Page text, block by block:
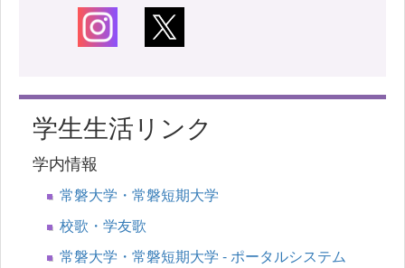
学生生活リンク
学内情報
常磐大学・常磐短期大学
校歌・学友歌
常磐大学・常磐短期大学 - ポータルシステム